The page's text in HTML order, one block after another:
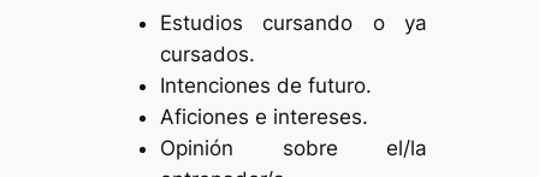
Estudios cursando o ya
cursados.
Intenciones de futuro.
Aficiones e intereses.
Opinión sobre el/la